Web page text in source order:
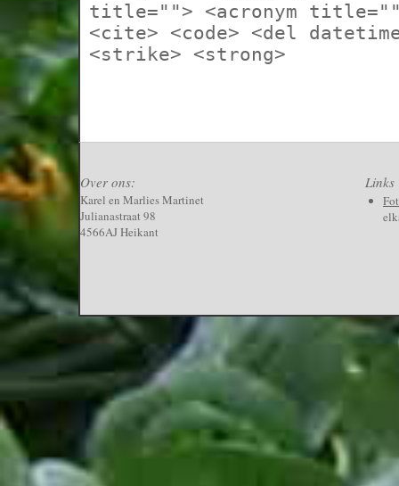
title=""> <acronym
<cite> <code> <del
<strike> <strong>
Over ons:
Karel en Marlies Martinet
Julianastraat 98
4566AJ Heikant
Links